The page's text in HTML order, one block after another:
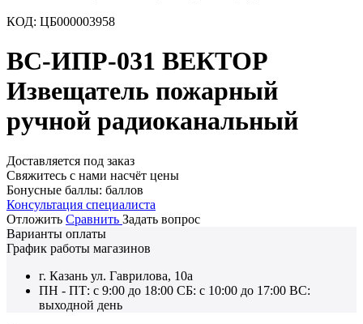
КОД: ЦБ000003958
ВС-ИПР-031 ВЕКТОР
Извещатель пожарный
ручной радиоканальный
Доставляется под заказ
Свяжитесь с нами насчёт цены
Бонусные баллы: баллов
Консультация специалиста
Отложить Сравнить Задать вопрос
Варианты оплаты
График работы магазинов
г. Казань ул. Гаврилова, 10а
ПН - ПТ: с 9:00 до 18:00 СБ: с 10:00 до 17:00 ВС:
выходной день